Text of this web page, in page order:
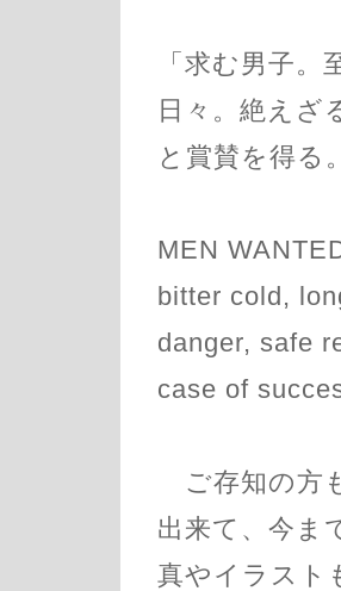
「求む男子
日々。絶えざ
と賞賛を得る
MEN
bitter cold,
danger, safe
case of
ご存知の方
出来て、今ま
真やイラスト